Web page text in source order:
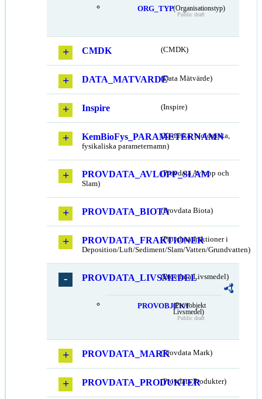
ORG_TYP(Organisationstyp)
Public draft
CMDK (CMDK)
DATA_MATVARDE(Data Mätvärde)
Inspire (Inspire)
KemBioFys_PARAMETERNAMN
(Kemiska, biologiska,
fysikaliska parameternamn)
PROVDATA_AVLOPP_SLAM
(Provdata Avlopp och
Slam)
PROVDATA_BIOTA(Provdata Biota)
PROVDATA_FRAKTIONER
(Provdata fraktioner i
Deposition/Luft/Sediment/Slam/Vatten/Grundvatten)
PROVDATA_LIVSMEDEL
(Provdata Livsmedel)
PROVOBJEKT(Provobjekt
Livsmedel)
Public draft
PROVDATA_MARK(Provdata Mark)
PROVDATA_PRODUKTER
(Provdata Produkter)